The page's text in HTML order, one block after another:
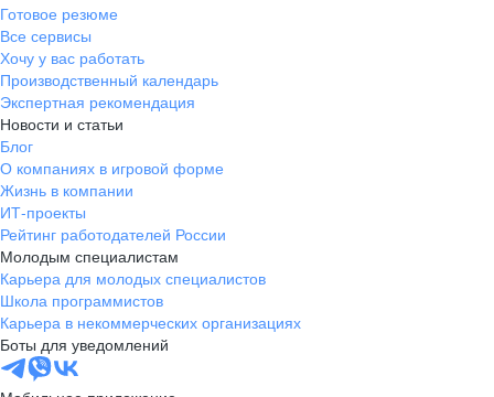
Готовое резюме
Все сервисы
Хочу у вас работать
Производственный календарь
Экспертная рекомендация
Новости и статьи
Блог
О компаниях в игровой форме
Жизнь в компании
ИТ-проекты
Рейтинг работодателей России
Молодым специалистам
Карьера для молодых специалистов
Школа программистов
Карьера в некоммерческих организациях
Боты для уведомлений